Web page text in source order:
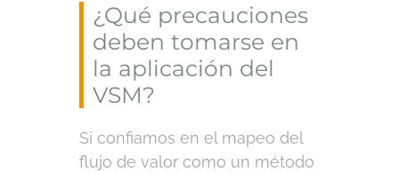
¿Qué precauciones
deben tomarse en
la aplicación del
VSM?
Si confiamos en el mapeo del
flujo de valor como un método